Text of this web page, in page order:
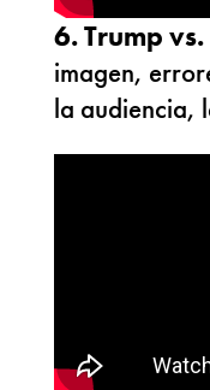
6. Trump
imagen,
la audiencia,